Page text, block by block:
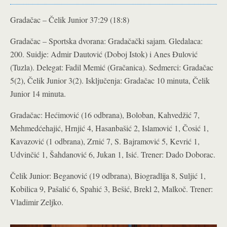
Gradačac – Čelik Junior 37:29 (18:8)
Gradačac – Sportska dvorana: Gradačački sajam. Gledalaca:
200. Suidje: Admir Dautović (Doboj Istok) i Anes Đulović
(Tuzla). Delegat: Fadil Memić (Gračanica). Sedmerci: Gradačac
5(2), Čelik Junior 3(2). Isključenja: Gradačac 10 minuta, Čelik
Junior 14 minuta.
Gradačac: Hećimović (16 odbrana), Boloban, Kahvedžić 7,
Mehmedćehajić, Hrnjić 4, Hasanbašić 2, Islamović 1, Čosić 1,
Kavazović (1 odbrana), Zrnić 7, S. Bajramović 5, Kevrić 1,
Udvinčić 1, Šahdanović 6, Jukan 1, Isić. Trener: Dado Doborac.
Čelik Junior: Beganović (19 odbrana), Biogradlija 8, Suljić 1,
Kobilica 9, Pašalić 6, Spahić 3, Bešić, Brekl 2, Malkoč. Trener:
Vladimir Zeljko.